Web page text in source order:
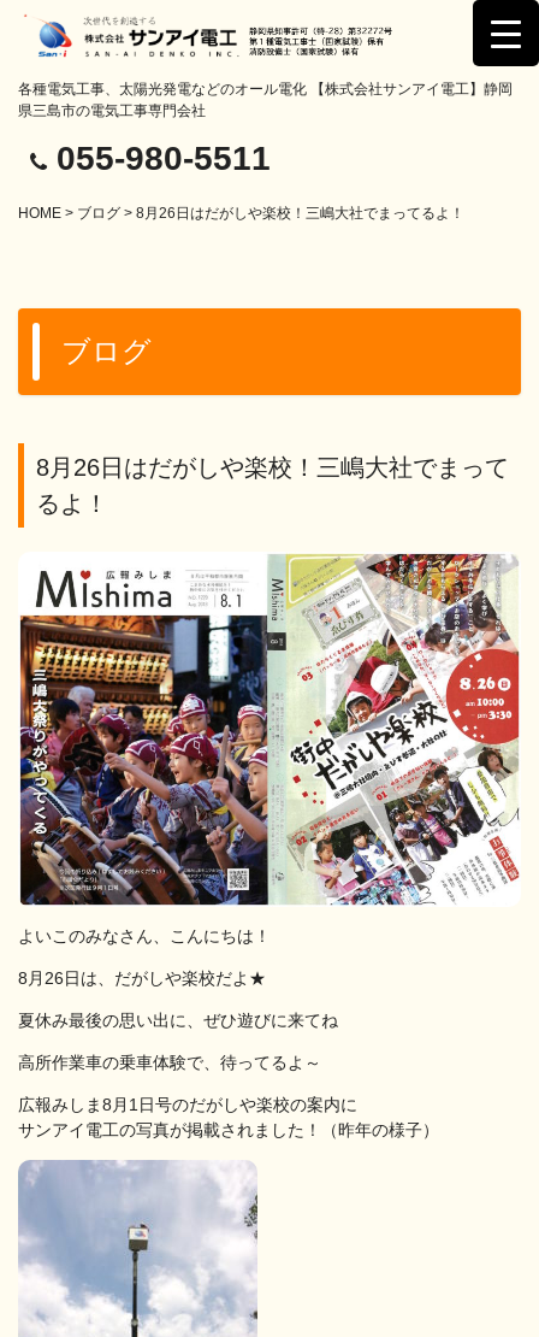
各種電気工事、太陽光発電などのオール電化 【株式会社サンアイ電工】静岡
県三島市の電気工事専門会社
055-980-5511
HOME > ブログ > 8月26日はだがしや楽校！三嶋大社でまってるよ！
ブログ
8月26日はだがしや楽校！三嶋大社でまって
るよ！
よいこのみなさん、こんにちは！
8月26日は、だがしや楽校だよ★
夏休み最後の思い出に、ぜひ遊びに来てね
高所作業車の乗車体験で、待ってるよ～
広報みしま8月1日号のだがしや楽校の案内に
サンアイ電工の写真が掲載されました！（昨年の様子）